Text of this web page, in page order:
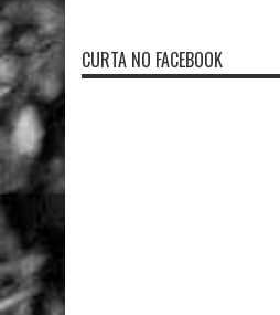
CURTA NO FACEBOOK